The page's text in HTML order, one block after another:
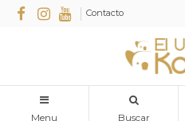
Contacto
Menu Buscar